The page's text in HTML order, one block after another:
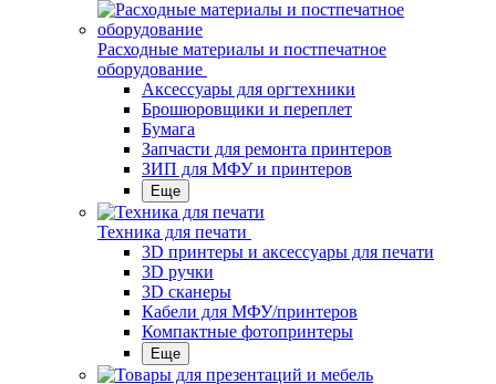
Расходные материалы и постпечатное
оборудование
Аксессуары для оргтехники
Брошюровщики и переплет
Бумага
Запчасти для ремонта принтеров
ЗИП для МФУ и принтеров
Еще
Техника для печати
3D принтеры и аксессуары для печати
3D ручки
3D сканеры
Кабели для МФУ/принтеров
Компактные фотопринтеры
Еще